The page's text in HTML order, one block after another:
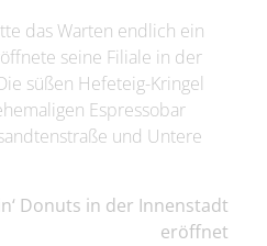
das Warten endlich ein
seine Filiale in der
süßen Hefeteig-Kringel
Espressobar
und Untere
Donuts in der Innenstadt
eröffnet